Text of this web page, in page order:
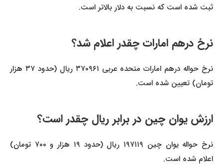
ثبت شده است که نسبت به دلار بالاتر است.
نرخ درهم امارات چقدر اعلام شد؟
نرخ حواله درهم امارات متحده عربی ۳۷۰۹۶۱ ریال (حدود ۳۷ هزار
تومان) تعیین شده است.
ارزش یوان چین در برابر ریال چقدر است؟
نرخ حواله یوان چین ۱۹۷۱۱۹ ریال (حدود ۱۹ هزار و ۷۰۰ تومان)
اعلام شده است.